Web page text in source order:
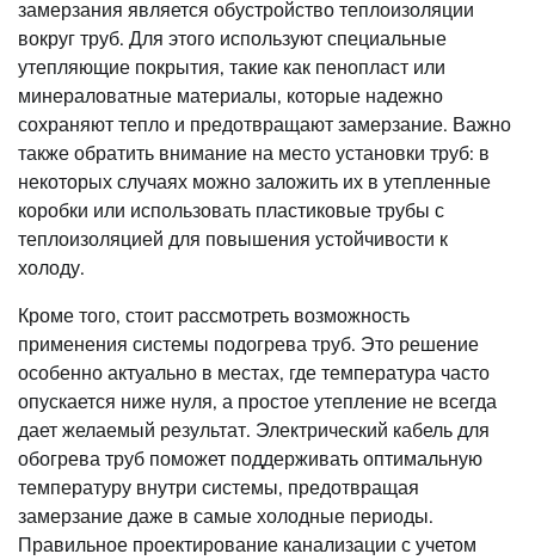
замерзания является обустройство теплоизоляции
вокруг труб. Для этого используют специальные
утепляющие покрытия, такие как пенопласт или
минераловатные материалы, которые надежно
сохраняют тепло и предотвращают замерзание. Важно
также обратить внимание на место установки труб: в
некоторых случаях можно заложить их в утепленные
коробки или использовать пластиковые трубы с
теплоизоляцией для повышения устойчивости к
холоду.
Кроме того, стоит рассмотреть возможность
применения системы подогрева труб. Это решение
особенно актуально в местах, где температура часто
опускается ниже нуля, а простое утепление не всегда
дает желаемый результат. Электрический кабель для
обогрева труб поможет поддерживать оптимальную
температуру внутри системы, предотвращая
замерзание даже в самые холодные периоды.
Правильное проектирование канализации с учетом